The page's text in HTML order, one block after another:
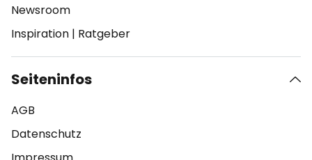
Newsroom
Inspiration | Ratgeber
Seiteninfos
AGB
Datenschutz